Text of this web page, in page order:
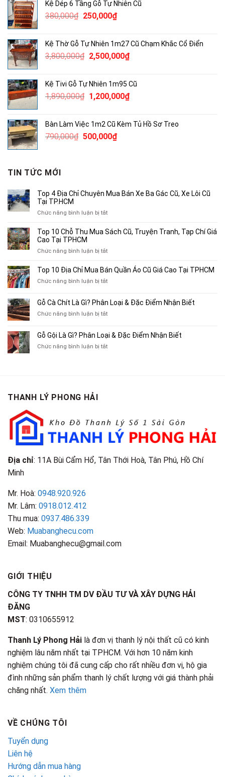
4,600,000₫.là:
Kệ Dép 6 Tầng Gỗ Tự Nhiên Cũ
380,000₫ Giá
380,000₫.
250,000₫Giá
là:
250,000₫.
Kệ Thờ Gỗ Tự Nhiên 1m27 Cũ Chạm Khắc Cổ Điển
3,800,000₫ Giá
3,800,000₫.
2,500,000₫Giá
là:
2,500,000₫.
Kệ Tivi Gỗ Tự Nhiên 1m95 Cũ
1,890,000₫ Giá
1,890,000₫.
1,200,000₫Giá
là:
Bàn Làm Việc 1m2 Cũ Kèm Tủ Hồ Sơ Treo
790,000₫ Giá
500,000₫Giá
TIN TỨC MỚI
Top 4 Địa Chỉ Chuyên Mua Bán Xe Ba Gác Cũ, Xe Lôi Cũ
Tại TP.HCM
Chức năng bình luận bị tắtở
4
Chuyên
Bán
Xe
Cũ,
Xe
Cũ
TP.HCM
Top 10 Chỗ Thu Mua Sách Cũ, Truyện Tranh, Tạp Chí Giá
Cao Tại TPHCM
Chức năng bình luận bị tắtở
10
Thu
Sách
Tạp
Chí
Top 10 Địa Chỉ Mua Bán Quần Áo Cũ Giá Cao Tại TPHCM
Chức năng bình luận bị tắtở
Địa
Chỉ
Bán
Áo
Gỗ Cà Chít Là Gì? Phân Loại & Đặc Điểm Nhận Biết
Chức năng bình luận bị tắtở
Chít
Là
Gỗ Gội Là Gì? Phân Loại & Đặc Điểm Nhận Biết
Chức năng bình luận bị tắtở
Điểm
Nhận
Biết
THANH LÝ PHONG HẢI
Địa chỉ: 11A Bùi Cẩm Hổ, Tân Thới Hoà, Tân Phú, Hồ Chí
Minh
Mr. Hoà: 0948.920.926
Mr. Lâm: 0918.012.412
Thu mua: 0937.486.339
Web: Muabanghecu.com
Email: Muabanghecu@gmail.com
GIỚI THIỆU
CÔNG TY TNHH TM DV ĐẦU TƯ VÀ XÂY DỰNG HẢI
ĐĂNG
MST: 0310655912
Thanh Lý Phong Hải là đơn vị thanh lý nội thất cũ có kinh
nghiệm lâu năm nhất tại TPHCM. Với hơn 10 năm kinh
nghiệm chúng tôi đã cung cấp cho rất nhiều đơn vị, hộ gia
đình những sản phẩm thanh lý chất lượng với giá thành phải
chăng nhất. Xem thêm
VỀ CHÚNG TÔI
Tuyển dụng
Liên hệ
Hướng dẫn mua hàng